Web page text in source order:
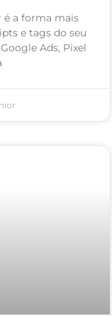
a forma mais
e tags do seu
Ads, Pixel